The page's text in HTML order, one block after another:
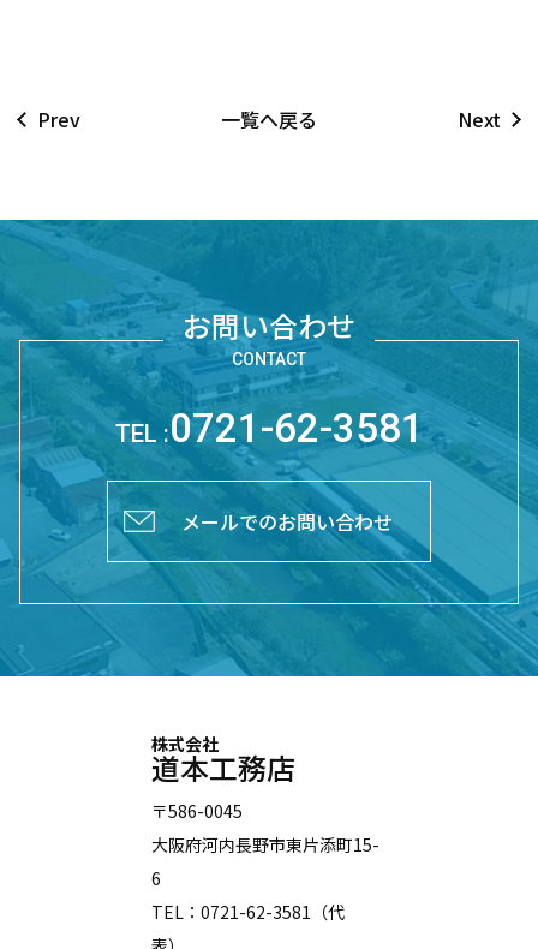
Prev 一覧へ戻る Next
お問い合わせ
TEL :0721-62-3581
メールでのお問い合わせ
株式会社
道本工務店
〒586-0045
大阪府河内長野市東片添町15-
6
TEL：0721-62-3581（代